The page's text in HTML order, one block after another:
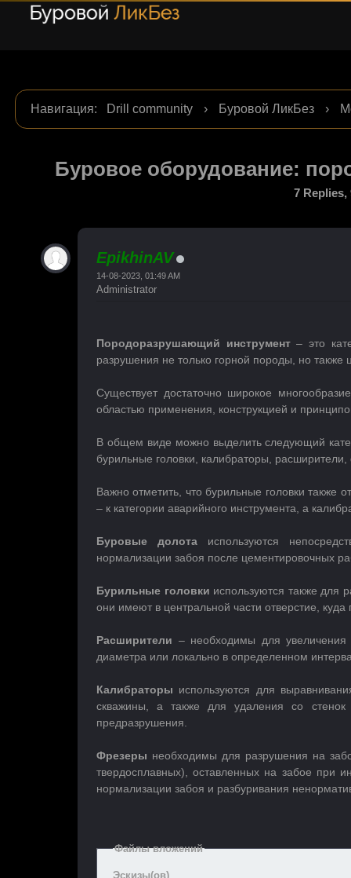
Навигация: Drill community › Буровой ЛикБез ›
Буровое оборудование:
7 Replies,
EpikhinAV
14-08-2023, 01:49 AM
Administrator
Породоразрушающий инструмент– это
разрушения не только горной породы, но также
Существует достаточно широкое
областью применения, конструкцией и
В общем виде можно выделить следующий
бурильные головки, калибраторы,
Важно отметить, что бурильные головки также
– к категории аварийного инструмента, а
Буровые долотаиспользуются
нормализации забоя после цементировочных
Бурильные головки используются также для
они имеют в центральной части отверстие, куда
Расширители – необходимы для увеличения
диаметра или локально в определенном
Калибраторы используются для
скважины, а также для удаления со
предразрушения.
Фрезеры необходимы для разрушения на
твердосплавных), оставленных на забое при
нормализации забоя и разбуривания
Файлы вложений
Эскизы(ов)